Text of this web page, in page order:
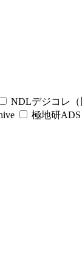
NDLデジコレ（
極地研ADS